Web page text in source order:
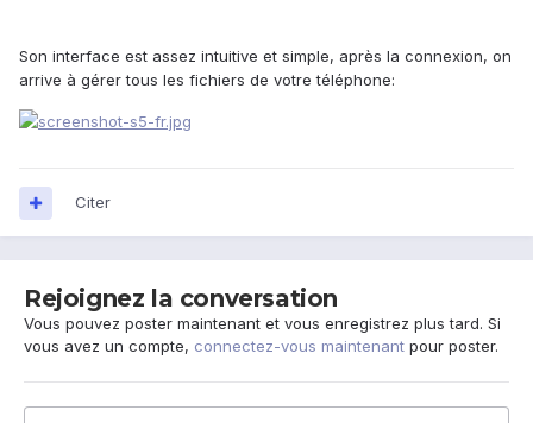
Son interface est assez intuitive et simple, après la connexion, on
arrive à gérer tous les fichiers de votre téléphone:
Citer
Rejoignez la conversation
Vous pouvez poster maintenant et vous enregistrez plus tard. Si
vous avez un compte, connectez-vous maintenant pour poster.